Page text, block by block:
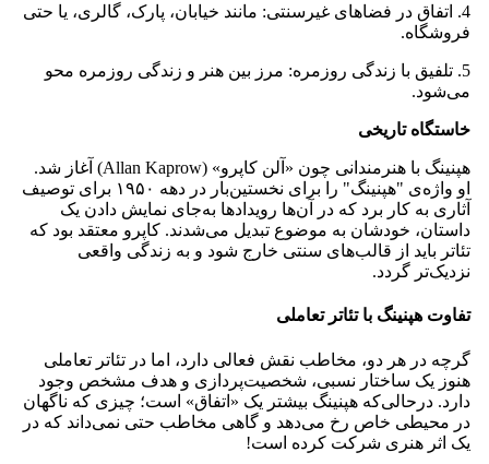
4. اتفاق در فضاهای غیرسنتی: مانند خیابان، پارک، گالری، یا حتی
فروشگاه.
5. تلفیق با زندگی روزمره: مرز بین هنر و زندگی روزمره محو
می‌شود.
خاستگاه تاریخی
هپنینگ با هنرمندانی چون «آلن کاپرو» (Allan Kaprow) آغاز شد.
او واژه‌ی "هپنینگ" را برای نخستین‌بار در دهه ۱۹۵۰ برای توصیف
آثاری به کار برد که در آن‌ها رویدادها به‌جای نمایش دادن یک
داستان، خودشان به موضوع تبدیل می‌شدند. کاپرو معتقد بود که
تئاتر باید از قالب‌های سنتی خارج شود و به زندگی واقعی
نزدیک‌تر گردد.
تفاوت هپنینگ با تئاتر تعاملی
گرچه در هر دو، مخاطب نقش فعالی دارد، اما در تئاتر تعاملی
هنوز یک ساختار نسبی، شخصیت‌پردازی و هدف مشخص وجود
دارد. درحالی‌که هپنینگ بیشتر یک «اتفاق» است؛ چیزی که ناگهان
در محیطی خاص رخ می‌دهد و گاهی مخاطب حتی نمی‌داند که در
یک اثر هنری شرکت کرده است!